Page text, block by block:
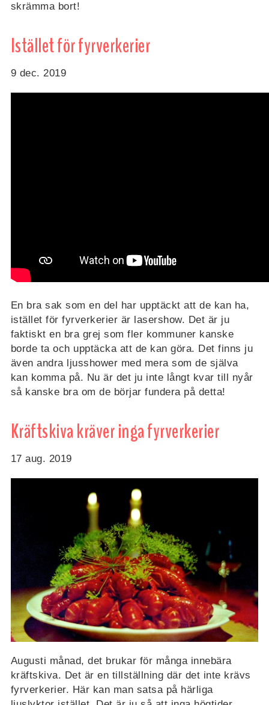
skrämma bort!
Istället för fyrverkerier
9 dec. 2019
En bra sak som en del har upptäckt att de kan ha,
istället för fyrverkerier är lasershow. Det är ju
faktiskt en bra grej som fler kommuner kanske
borde ta och upptäcka att de kan göra. Det finns ju
även andra ljusshower med mera som de själva
kan komma på. Nu är det ju inte långt kvar till nyår
så kanske bra om de börjar fundera på detta!
Kräftskiva kräver inga fyrverkerier
17 aug. 2019
Augusti månad, det brukar för många innebära
kräftskiva. Det är en tillställning där det inte krävs
fyrverkerier. Här kan man satsa på härliga